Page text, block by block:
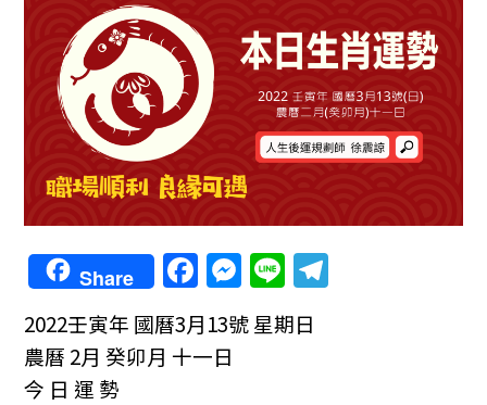
Share F
a
c
e
M
e
ss
Li
n
e
2022壬寅年 國曆3月13號 星期日
農曆 2月 癸卯月 十一日
今 日 運 勢